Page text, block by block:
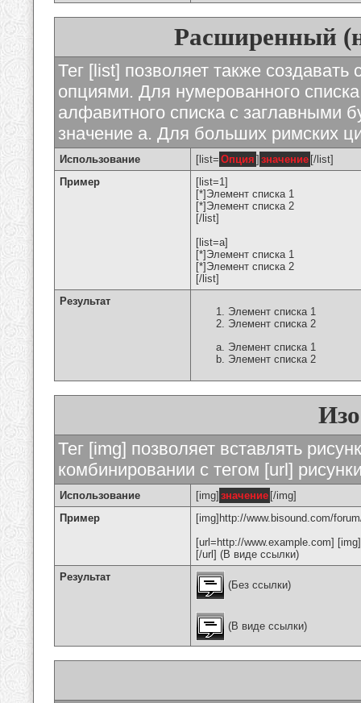
Расширенный
Тег [list] позволяет также
опциями. Для нумерованного
алфавитного списка с заглавными
значение а. Для больших римских
Использование [list= Опция ] значение [/list]
Пример
[list=1]
[*]Элемент списка 1
[*]Элемент списка 2
[/list]
[list=a]
[*]Элемент списка 1
[*]Элемент списка 2
[/list]
Результат
Элемент списка 1
Элемент списка 2
Элемент списка 1
Элемент списка 2
Тег [img] позволяет вставлять
комбинировании с тегом [url]
Использование [img] значение [/img]
Пример
[img]http://www.bisound.com/
[url=http://www.example.com]
[/url] (В виде ссылки)
Результат
(Без ссылки)
(В виде ссылки)